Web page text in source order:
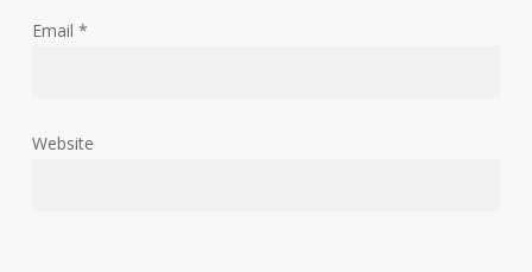
Email *
Website